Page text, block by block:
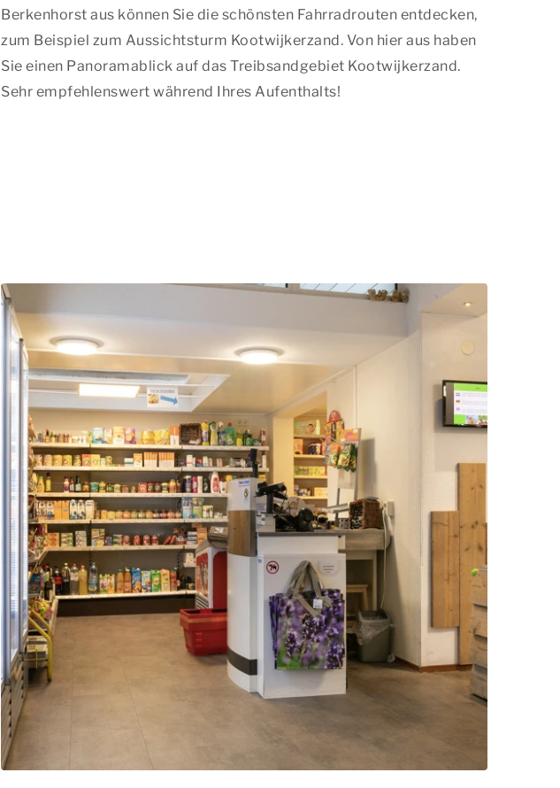
Berkenhorst aus können Sie die schönsten Fahrradrouten entdecken,
zum Beispiel zum Aussichtsturm Kootwijkerzand. Von hier aus haben
Sie einen Panoramablick auf das Treibsandgebiet Kootwijkerzand.
Sehr empfehlenswert während Ihres Aufenthalts!